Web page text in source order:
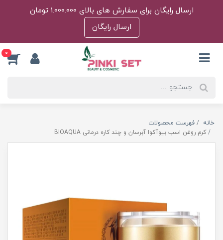
ارسال رایگان برای سفارش های بالای 1.000.000 تومان
ارسال رایگان
0
خانه
فهرست محصولات
کرم روغن اسب بیوآکوا آبرسان و چند کاره درمانی BIOAQUA